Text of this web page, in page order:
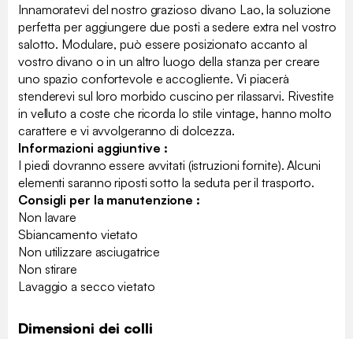
Innamoratevi del nostro grazioso divano Lao, la soluzione
perfetta per aggiungere due posti a sedere extra nel vostro
salotto. Modulare, può essere posizionato accanto al
vostro divano o in un altro luogo della stanza per creare
uno spazio confortevole e accogliente. Vi piacerà
stenderevi sul loro morbido cuscino per rilassarvi. Rivestite
in velluto a coste che ricorda lo stile vintage, hanno molto
carattere e vi avvolgeranno di dolcezza.
Informazioni aggiuntive :
I piedi dovranno essere avvitati (istruzioni fornite). Alcuni
elementi saranno riposti sotto la seduta per il trasporto.
Consigli per la manutenzione :
Non lavare
Sbiancamento vietato
Non utilizzare asciugatrice
Non stirare
Lavaggio a secco vietato
Dimensioni dei colli